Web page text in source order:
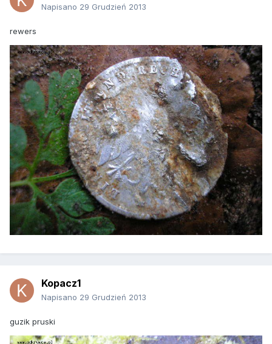
Napisano 29 Grudzień 2013
rewers
Kopacz1
Napisano 29 Grudzień 2013
guzik pruski